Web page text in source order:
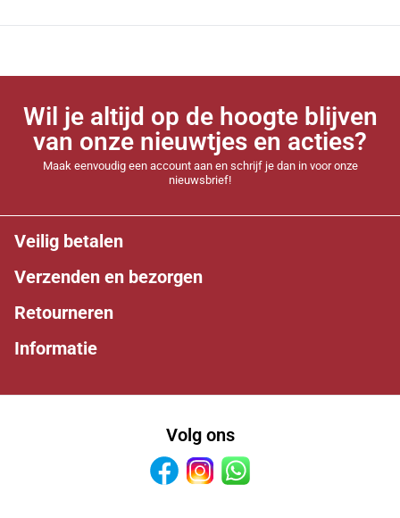
Wil je altijd op de hoogte blijven
van onze nieuwtjes en acties?
Maak eenvoudig een account aan en schrijf je dan in voor onze
nieuwsbrief!
Veilig betalen
Verzenden en bezorgen
Retourneren
Informatie
Volg ons
FacebookInstagram